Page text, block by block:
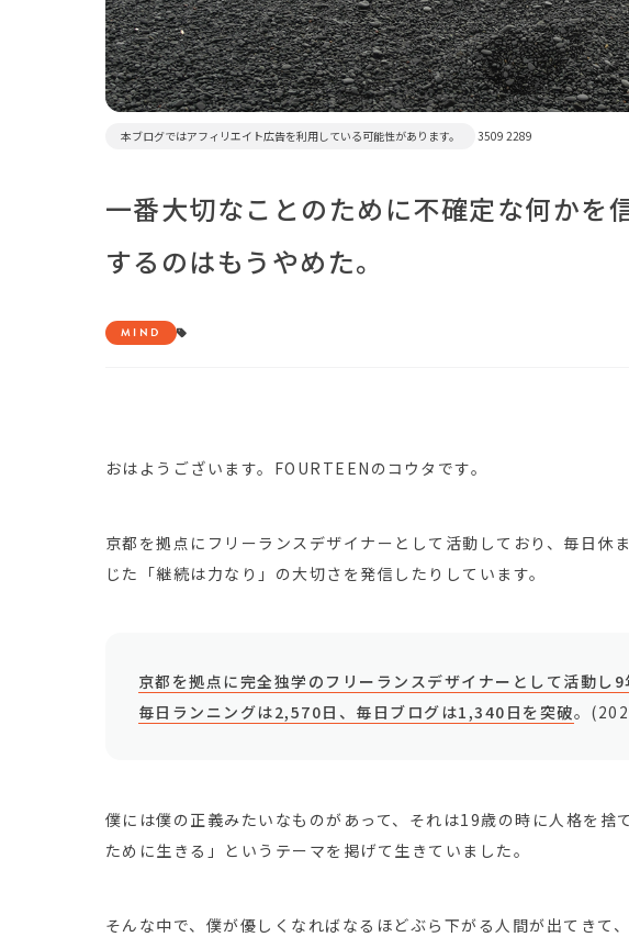
本ブログではアフィリエイト広告を利用している可能性があります。 3509 2289
一番大切なことのために不確定な何かを
するのはもうやめた。
MIND
おはようございます。FOURTEENのコウタです。
京都を拠点にフリーランスデザイナーとして活動しており、毎日休
じた「継続は力なり」の大切さを発信したりしています。
京都を拠点に完全独学のフリーランスデザイナーとして活動し
毎日ランニングは2,570日、毎日ブログは1,340日を突破。
僕には僕の正義みたいなものがあって、それは19歳の時に人格を捨
ために生きる」というテーマを掲げて生きていました。
そんな中で、僕が優しくなればなるほどぶら下がる人間が出てきて